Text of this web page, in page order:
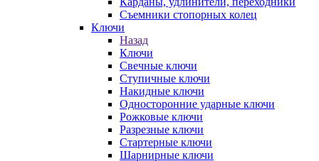
Съемники стопорных колец
Ключи
Назад
Ключи
Свечные ключи
Ступичные ключи
Накидные ключи
Односторонние ударные ключи
Рожковые ключи
Разрезные ключи
Стартерные ключи
Шарнирные ключи